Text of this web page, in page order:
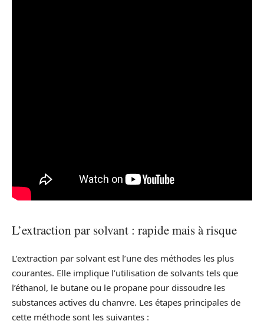
L’extraction par solvant : rapide mais à risque
L’extraction par solvant est l’une des méthodes les plus
courantes. Elle implique l’utilisation de solvants tels que
l’éthanol, le butane ou le propane pour dissoudre les
substances actives du chanvre. Les étapes principales de
cette méthode sont les suivantes :